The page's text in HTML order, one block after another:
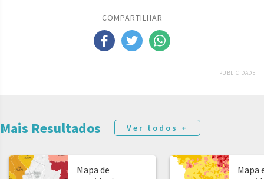
COMPARTILHAR
PUBLICIDADE
Mais Resultados Ver todos +
Mapa de
Mapa